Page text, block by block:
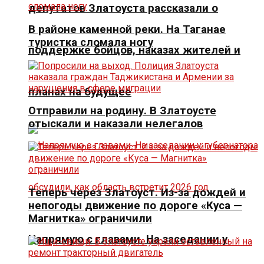
депутатов Златоуста рассказали о
поддержке бойцов, наказах жителей и
планах на будущее
Напрямую с главами. На заседании у
В районе каменной реки. На Таганае
туристка сломала ногу
Отправили на родину. В Златоусте
отыскали и наказали нелегалов
Теперь через Златоуст. Из-за дождей и
непогоды движение по дороге «Куса —
Магнитка» ограничили